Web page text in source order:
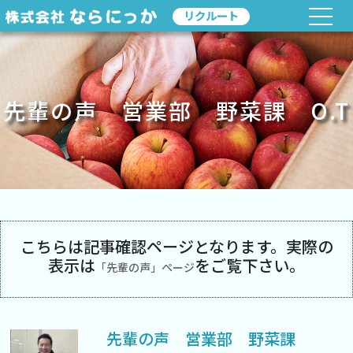
リクルート
先輩の声 営業部 野菜課 O.T
こちらは記事確認ページとなります。実際の
表示は 「先輩の声」ページをご覧下さい。
先輩の声 営業部 野菜課